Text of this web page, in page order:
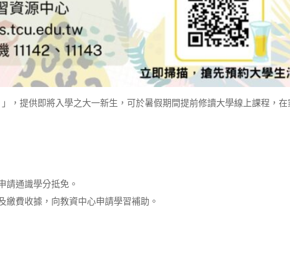
，提供即將入學之大一新生，可於暑假期間提前修讀大學線上課程，在
請通識學分抵免。
費收據，向教資中心申請學習補助。